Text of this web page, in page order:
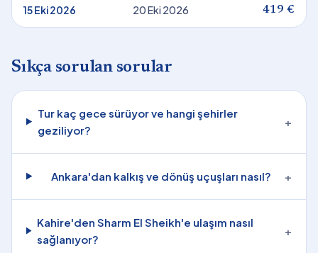
15 Eki 2026 20 Eki 2026 419 €
Sıkça sorulan sorular
Tur kaç gece sürüyor ve hangi şehirler
geziliyor?
+
Ankara'dan kalkış ve dönüş uçuşları nasıl? +
Kahire'den Sharm El Sheikh'e ulaşım nasıl
sağlanıyor?
+